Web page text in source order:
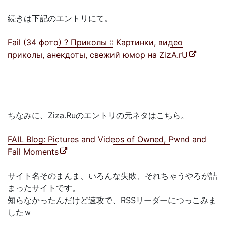
続きは下記のエントリにて。
Fail (34 фото) ? Приколы :: Картинки, видео
приколы, анекдоты, свежий юмор на ZizA.rU
ちなみに、Ziza.Ruのエントリの元ネタはこちら。
FAIL Blog: Pictures and Videos of Owned, Pwnd and
Fail Moments
サイト名そのまんま、いろんな失敗、それちゃうやろが詰
まったサイトです。
知らなかったんだけど速攻で、RSSリーダーにつっこみま
したｗ